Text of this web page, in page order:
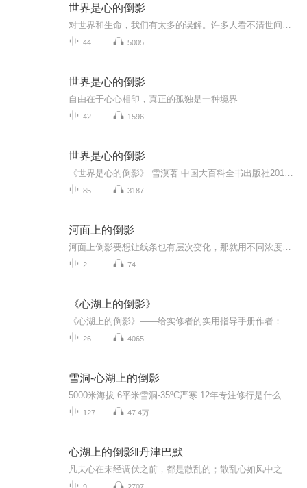
世界是心的倒影
44 5005
世界是心的倒影
自由在于心心相印，真正的孤独是一种境界
42 1596
世界是心的倒影
85 3187
河面上的倒影
2 74
《心湖上的倒影》
26 4065
雪洞-心湖上的倒影
127 47.4万
心湖上的倒影‖丹津巴默